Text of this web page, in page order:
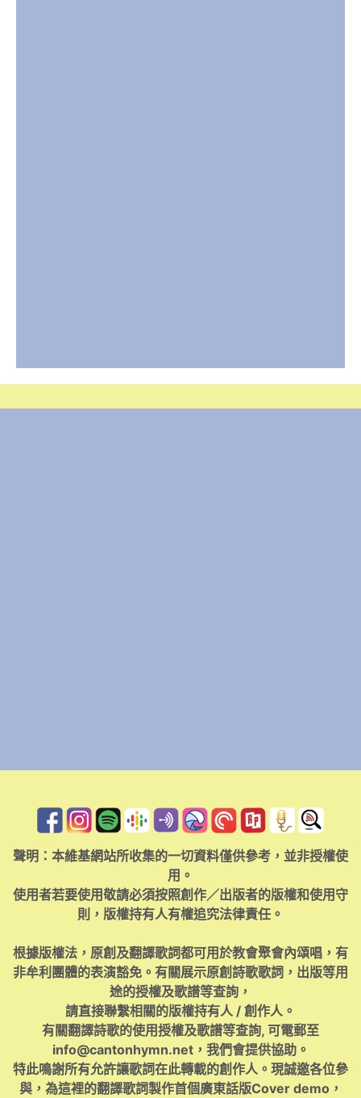
聲明：本維基網站所收集的一切資料僅供參考，並非授權使
用。
使用者若要使用敬請必須按照創作／出版者的版權和使用守
則，版權持有人有權追究法律責任。
根據版權法，原創及翻譯歌詞都可用於教會聚會內頌唱，有
非牟利團體的表演豁免。有關展示原創詩歌歌詞，出版等用
途的授權及歌譜等查詢，
請直接聯繫相關的版權持有人 / 創作人。
有關翻譯詩歌的使用授權及歌譜等查詢, 可電郵至
info@cantonhymn.net，我們會提供協助。
特此鳴謝所有允許讓歌詞在此轉載的創作人。現誠邀各位參
與，為這裡的翻譯歌詞製作首個廣東話版Cover demo，